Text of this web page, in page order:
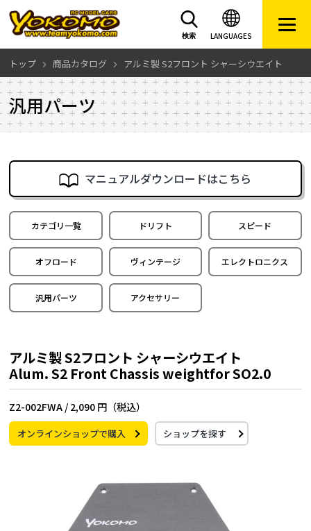
LANGUAGES
検索
トップ 商品カタログ アルミ製 S2フロント シャーシウエイト
汎用パーツ
マニュアルダウンロードはこちら
カテゴリ一覧 ドリフト スピード
オフロード ヴィンテージ エレクトロニクス
汎用パーツ アクセサリー
アルミ製 S2フロント シャーシウエイト
Alum. S2 Front Chassis weightfor SO2.0
Z2-002FWA / 2,090 円（税込）
オンラインショップで購入 ショップを探す